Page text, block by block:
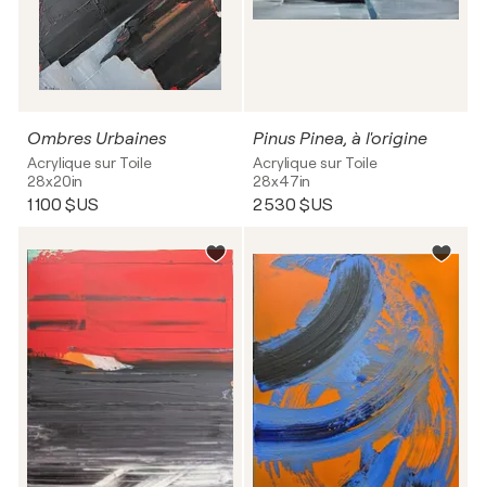
Ombres Urbaines
Acrylique sur Toile
28x20in
1 100 $US
Pinus Pinea, à l'origine
Acrylique sur Toile
28x47in
2 530 $US